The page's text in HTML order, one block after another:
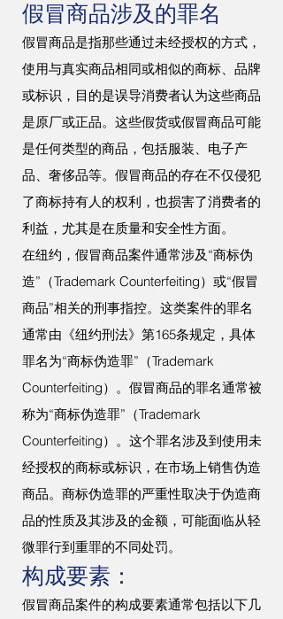
假冒商品涉及的罪名
假冒商品是指那些通过未经授权的方式，
使用与真实商品相同或相似的商标、品牌
或标识，目的是误导消费者认为这些商品
是原厂或正品。这些假货或假冒商品可能
是任何类型的商品，包括服装、电子产
品、奢侈品等。假冒商品的存在不仅侵犯
了商标持有人的权利，也损害了消费者的
利益，尤其是在质量和安全性方面。
在纽约，假冒商品案件通常涉及“商标伪
造”（Trademark Counterfeiting）或“假冒
商品”相关的刑事指控。这类案件的罪名
通常由《纽约刑法》第165条规定，具体
罪名为“商标伪造罪”（Trademark
Counterfeiting）。假冒商品的罪名通常被
称为“商标伪造罪”（Trademark
Counterfeiting）。这个罪名涉及到使用未
经授权的商标或标识，在市场上销售伪造
商品。商标伪造罪的严重性取决于伪造商
品的性质及其涉及的金额，可能面临从轻
微罪行到重罪的不同处罚。
构成要素：
假冒商品案件的构成要素通常包括以下几